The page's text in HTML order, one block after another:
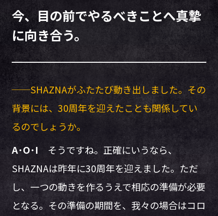
今、目の前でやるべきことへ真摯
に向き合う。
──SHAZNAがふたたび動き出しました。その
背景には、30周年を迎えたことも関係してい
るのでしょうか。
A･O･I そうですね。正確にいうなら、
SHAZNAは昨年に30周年を迎えました。ただ
し、一つの動きを作るうえで相応の準備が必要
となる。その準備の期間を、我々の場合はコロ